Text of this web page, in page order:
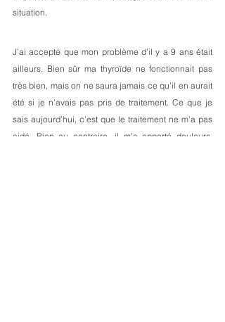
situation.
J’ai accepté que mon problème d'il y a 9 ans était
ailleurs. Bien sûr ma thyroïde ne fonctionnait pas
très bien, mais on ne saura jamais ce qu’il en aurait
été si je n’avais pas pris de traitement. Ce que je
sais aujourd’hui, c’est que le traitement ne m’a pas
aidé. Bien au contraire, il m’a apporté douleurs,